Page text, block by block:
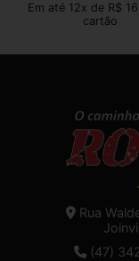
Em até 12x de R$
cartão
Rua
(47)